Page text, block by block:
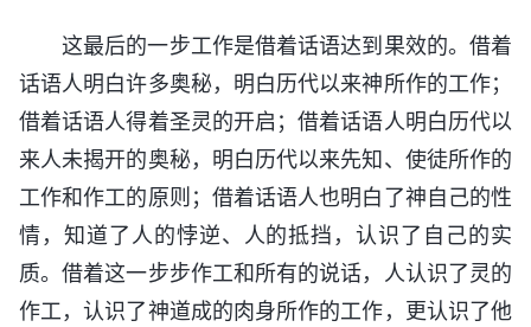
这最后的一步工作是借着话语达到果效的。借着
话语人明白许多奥秘，明白历代以来神所作的工作；
借着话语人得着圣灵的开启；借着话语人明白历代以
来人未揭开的奥秘，明白历代以来先知、使徒所作的
工作和作工的原则；借着话语人也明白了神自己的性
情，知道了人的悖逆、人的抵挡，认识了自己的实
质。借着这一步步作工和所有的说话，人认识了灵的
作工，认识了神道成的肉身所作的工作，更认识了他